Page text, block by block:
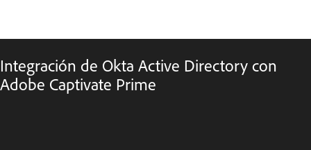
Integración de Okta Active Directory con
Adobe Captivate Prime